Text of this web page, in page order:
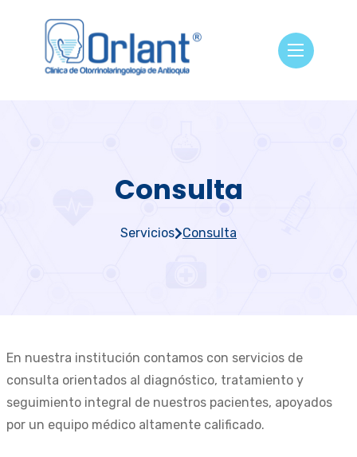
Consulta
Servicios Consulta
En nuestra institución contamos con servicios de
consulta orientados al diagnóstico, tratamiento y
seguimiento integral de nuestros pacientes, apoyados
por un equipo médico altamente calificado.